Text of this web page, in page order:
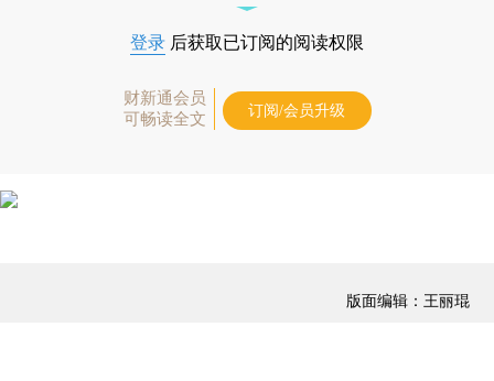
登录 后获取已订阅的阅读权限
财新通会员
可畅读全文
订阅/会员升级
版面编辑：王丽琨